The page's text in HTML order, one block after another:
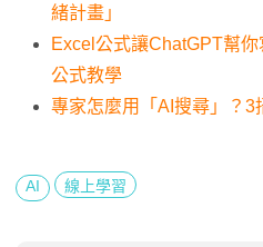
緒計畫」
Excel公式讓ChatGPT幫
公式教學
專家怎麼用「AI搜尋」？3
AI 線上學習